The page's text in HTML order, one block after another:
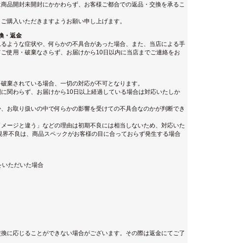
品開封未開封にかかわらず、お客様ご都合での返品・交換を承るこ
購入いただきますようお願い申し上げます。
・返金
ような症状や、何らかの不具合があった場合、また、当店による手
使用・破棄なさらず、お届けから10日以内に当店までご連絡をお
棄されている場合、一切の対応が不可となります。
関わらず、お届けから10日以上経過している場合は対応いたしか
お取り扱いの中で何らかの影響を受けての不具合なのかが判断でき
ージと違う」などの理由は初期不良には相当しないため、対応いた
界不良は、商品スペックがお客様の目に合っておらず発生する場合
ただいた場合
に応じることができない場合がございます。その際は返金にてご了